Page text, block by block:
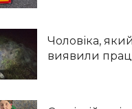
Чоловіка,
виявили